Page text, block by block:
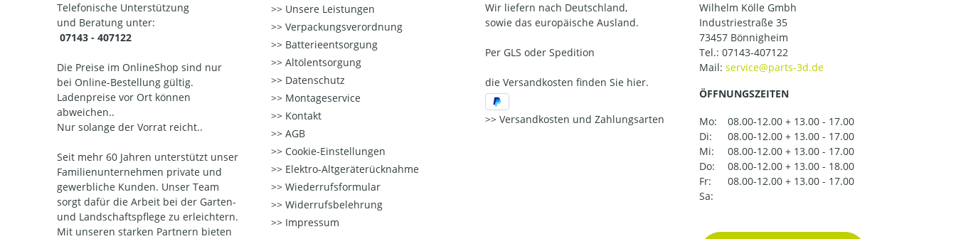
Telefonische Unterstützung
und Beratung unter:
07143 - 407122
Die Preise im OnlineShop sind nur
bei Online-Bestellung gültig.
Ladenpreise vor Ort können
abweichen..
Nur solange der Vorrat reicht..
Seit mehr 60 Jahren unterstützt unser
Familienunternehmen private und
gewerbliche Kunden. Unser Team
sorgt dafür die Arbeit bei der Garten-
und Landschaftspflege zu erleichtern.
Mit unseren starken Partnern bieten
Unsere Leistungen
Verpackungsverordnung
Batterieentsorgung
Altölentsorgung
Datenschutz
Montageservice
Kontakt
AGB
Cookie-Einstellungen
Elektro-Altgeräterücknahme
Wiederrufsformular
Widerrufsbelehrung
Impressum
Wir liefern nach Deutschland,
sowie das europäische Ausland.
Per GLS oder Spedition
die Versandkosten finden Sie hier.
Versandkosten und Zahlungsarten
Wilhelm Kölle Gmbh
Industriestraße 35
73457 Bönnigheim
Tel.: 07143-407122
Mail:
ÖFFNUNGSZEITEN
Mo:
08.00-12.00 + 13.00 - 17.00
Di:
08.00-12.00 + 13.00 - 17.00
Mi:
08.00-12.00 + 13.00 - 17.00
Do:
08.00-12.00 + 13.00 - 18.00
Fr:
08.00-12.00 + 13.00 - 17.00
Sa: